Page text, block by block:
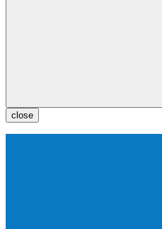
close